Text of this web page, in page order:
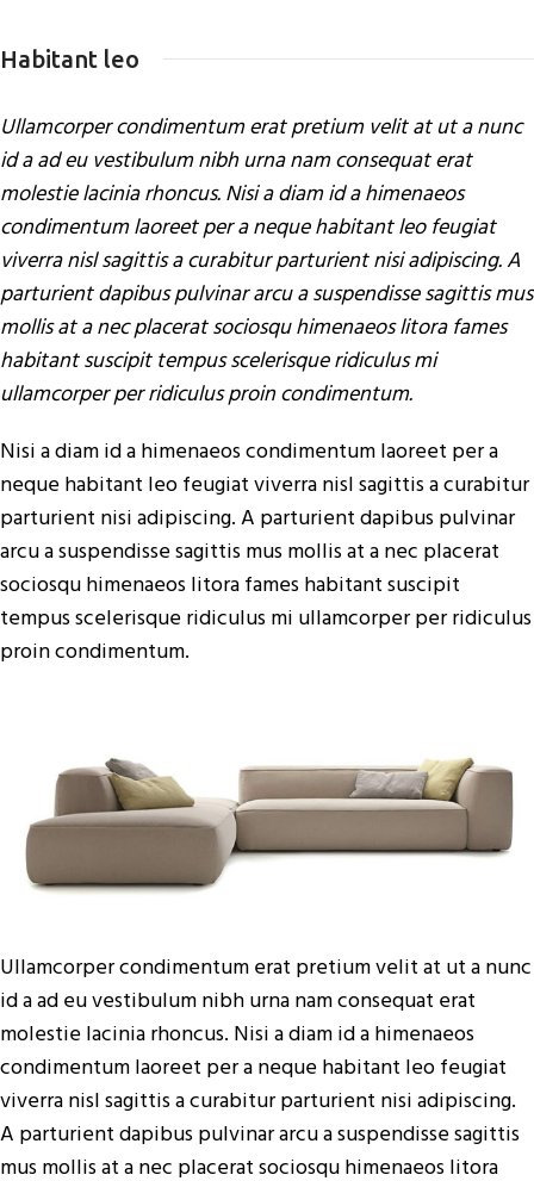
Habitant leo
Ullamcorper condimentum erat pretium velit at ut a nunc
id a ad eu vestibulum nibh urna nam consequat erat
molestie lacinia rhoncus. Nisi a diam id a himenaeos
condimentum laoreet per a neque habitant leo feugiat
viverra nisl sagittis a curabitur parturient nisi adipiscing. A
parturient dapibus pulvinar arcu a suspendisse sagittis mus
mollis at a nec placerat sociosqu himenaeos litora fames
habitant suscipit tempus scelerisque ridiculus mi
ullamcorper per ridiculus proin condimentum.
Nisi a diam id a himenaeos condimentum laoreet per a
neque habitant leo feugiat viverra nisl sagittis a curabitur
parturient nisi adipiscing. A parturient dapibus pulvinar
arcu a suspendisse sagittis mus mollis at a nec placerat
sociosqu himenaeos litora fames habitant suscipit
tempus scelerisque ridiculus mi ullamcorper per ridiculus
proin condimentum.
Ullamcorper condimentum erat pretium velit at ut a nunc
id a ad eu vestibulum nibh urna nam consequat erat
molestie lacinia rhoncus. Nisi a diam id a himenaeos
condimentum laoreet per a neque habitant leo feugiat
viverra nisl sagittis a curabitur parturient nisi adipiscing.
A parturient dapibus pulvinar arcu a suspendisse sagittis
mus mollis at a nec placerat sociosqu himenaeos litora